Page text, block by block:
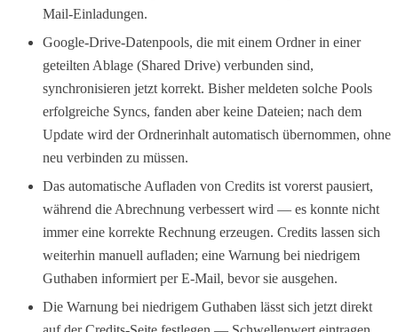
Mail-Einladungen.
Google-Drive-Datenpools, die mit einem Ordner in einer
geteilten Ablage (Shared Drive) verbunden sind,
synchronisieren jetzt korrekt. Bisher meldeten solche Pools
erfolgreiche Syncs, fanden aber keine Dateien; nach dem
Update wird der Ordnerinhalt automatisch übernommen, ohne
neu verbinden zu müssen.
Das automatische Aufladen von Credits ist vorerst pausiert,
während die Abrechnung verbessert wird — es konnte nicht
immer eine korrekte Rechnung erzeugen. Credits lassen sich
weiterhin manuell aufladen; eine Warnung bei niedrigem
Guthaben informiert per E-Mail, bevor sie ausgehen.
Die Warnung bei niedrigem Guthaben lässt sich jetzt direkt